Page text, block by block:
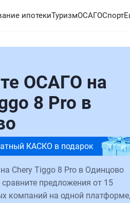
ипотекиТуризмОСАГОСпорт
ОСАГО на
8 Pro в
КАСКО в подарок
Chery Tiggo 8 Pro в Одинцово
предложения от 15
компаний на одной платформе,